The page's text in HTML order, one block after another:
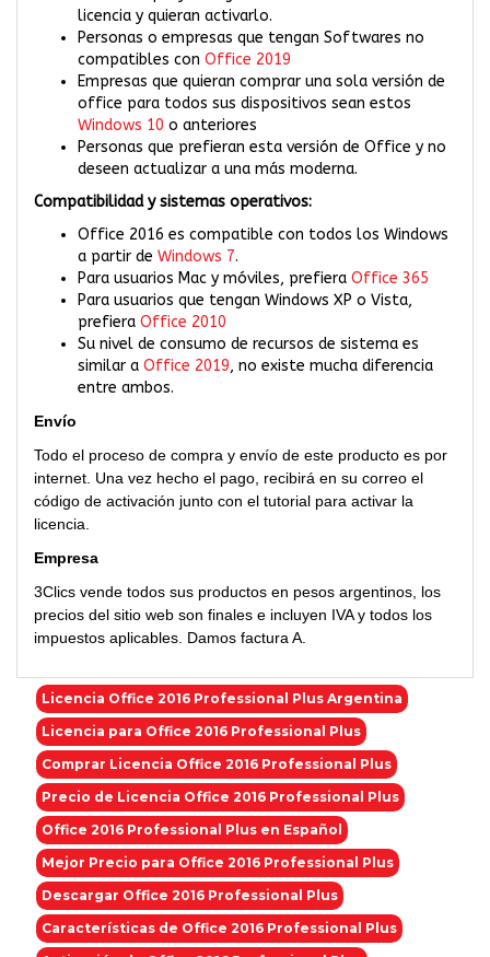
licencia y quieran activarlo.
Personas o empresas que tengan Softwares no
compatibles con Office 2019
Empresas que quieran comprar una sola versión de
office para todos sus dispositivos sean estos
Windows 10 o anteriores
Personas que prefieran esta versión de Office y no
deseen actualizar a una más moderna.
Compatibilidad y sistemas operativos:
Office 2016 es compatible con todos los Windows
a partir de Windows 7.
Para usuarios Mac y móviles, prefiera Office 365
Para usuarios que tengan Windows XP o Vista,
prefiera Office 2010
Su nivel de consumo de recursos de sistema es
similar a Office 2019, no existe mucha diferencia
entre ambos.
Envío
Todo el proceso de compra y envío de este producto es por
internet. Una vez hecho el pago, recibirá en su correo el
código de activación junto con el tutorial para activar la
licencia.
Empresa
3Clics vende todos sus productos en pesos argentinos, los
precios del sitio web son finales e incluyen IVA y todos los
impuestos aplicables. Damos factura A.
Licencia Office 2016 Professional Plus Argentina
Licencia para Office 2016 Professional Plus
Comprar Licencia Office 2016 Professional Plus
Precio de Licencia Office 2016 Professional Plus
Office 2016 Professional Plus en Español
Mejor Precio para Office 2016 Professional Plus
Descargar Office 2016 Professional Plus
Características de Office 2016 Professional Plus